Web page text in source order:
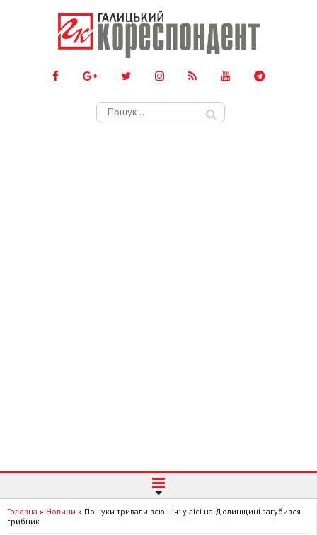
Пошук:
Головна » Новини » Пошуки тривали всю ніч: у лісі на Долинщині загубився
грибник